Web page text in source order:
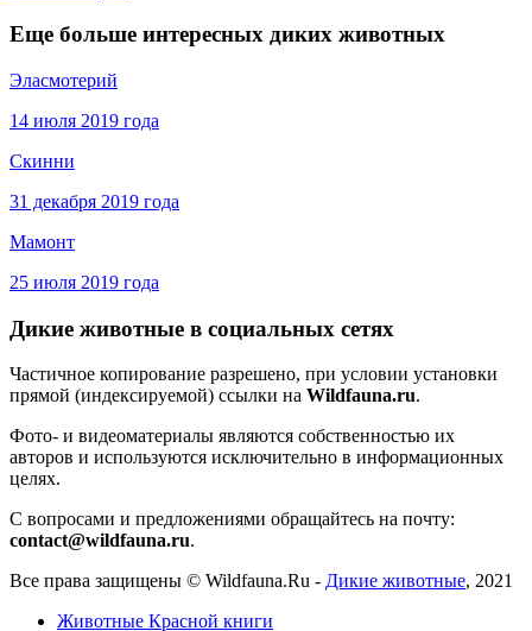
Еще больше интересных диких животных
Эласмотерий
14 июля 2019 года
Скинни
31 декабря 2019 года
Мамонт
25 июля 2019 года
Дикие животные в социальных сетях
Частичное копирование разрешено, при условии установки
прямой (индексируемой) ссылки на Wildfauna.ru.
Фото- и видеоматериалы являются собственностью их
авторов и используются исключительно в информационных
целях.
С вопросами и предложениями обращайтесь на почту:
contact@wildfauna.ru.
Все права защищены © Wildfauna.Ru - Дикие животные, 2021
Животные Красной книги